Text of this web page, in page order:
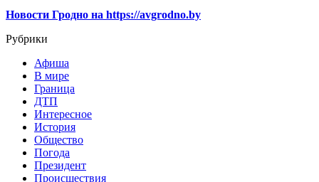
Новости Гродно на https://avgrodno.by
Рубрики
Афиша
В мире
Граница
ДТП
Интересное
История
Общество
Погода
Президент
Происшествия